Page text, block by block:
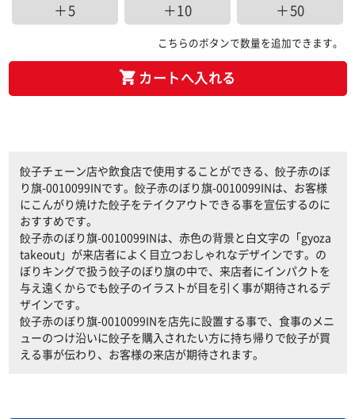
＋5 ＋10 ＋50
こちらのボタンで数量を追加できます。
カートへ入れる
餃子チェーン店や飲食店で使用することができる、餃子赤のぼ
り旗-0010099INです。餃子赤のぼり旗-0010099INは、お客様
にこんがり焼けた餃子をテイクアウトできる事を宣伝するのに
おすすめです。
餃子赤のぼり旗-0010099INは、赤色の背景と白文字の「gyoza
takeout」が来店者によく目立つおしゃれなデザインです。の
ぼりキングで扱う餃子のぼり旗の中で、来店者にインパクトを
与え遠くからでも餃子のイラストが目を引く事が期待されるデ
ザインです。
餃子赤のぼり旗-0010099INを店先に設置する事で、食事のメニ
ューのつけ沿いに餃子を購入されたい方に持ち帰りで餃子が買
える事が伝わり、お客様の来店が期待されます。